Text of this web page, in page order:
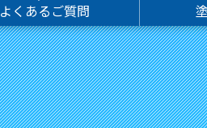
よくあるご質問